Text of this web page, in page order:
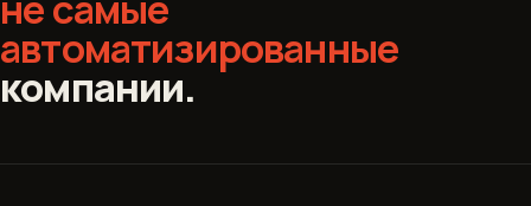
автоматизированные
компании.